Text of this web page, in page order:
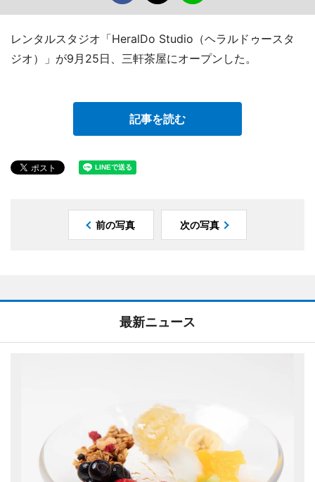
レンタルスタジオ「HeralDo Studio（ヘラルドゥースタ
ジオ）」が9月25日、三軒茶屋にオープンした。
記事を読む
前の写真 次の写真
最新ニュース